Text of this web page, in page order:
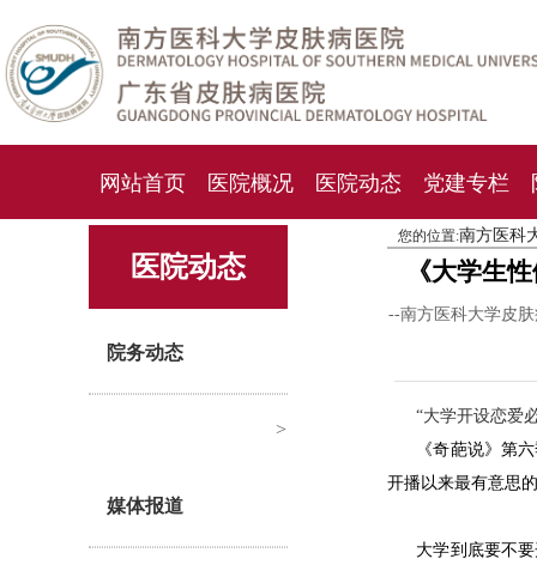
网站首页 医院概况 医院动态 党建专栏
化妆品检测中心 就诊指南 人才
医院动态
院务动态
>
媒体报道
您的位置:南方医科
《大学生
--南方医科大学皮
“大学开设恋爱
《奇葩说》第
开播以来最有意思
大学到底要不